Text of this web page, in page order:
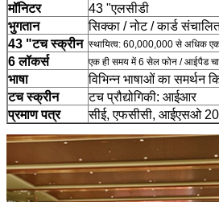
मॉनिटर
43 "एलसीडी
भुगतान
सिक्का / नोट / कार्ड
43 "टच स्क्रीन स्थायित्व: 60,000,000 से अधिक
6 लॉकर्स एक ही समय में 6 सेल फोन / आईपैड
भाषा
विभिन्न भाषाओं का समर्थन
टच स्क्रीन
टच प्रौद्योगिकी: आईआर
प्रमाण पत्र
सीई, एफसीसी, आईएसओ